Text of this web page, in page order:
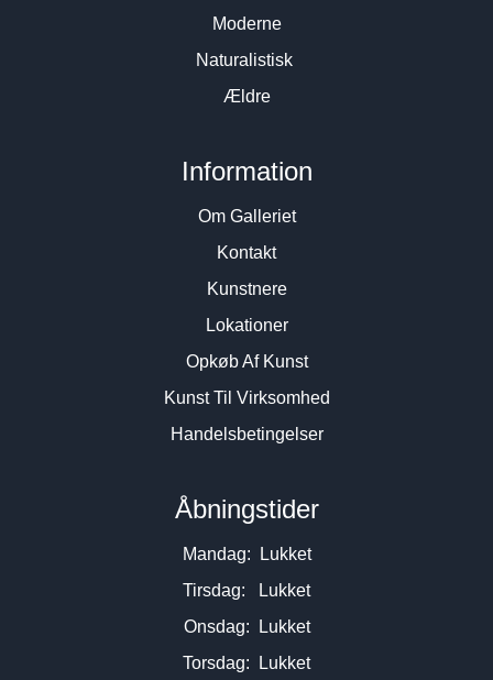
Moderne
Naturalistisk
Ældre
Information
Om Galleriet
Kontakt
Kunstnere
Lokationer
Opkøb Af Kunst
Kunst Til Virksomhed
Handelsbetingelser
Åbningstider
Mandag: Lukket
Tirsdag: Lukket
Onsdag: Lukket
Torsdag: Lukket